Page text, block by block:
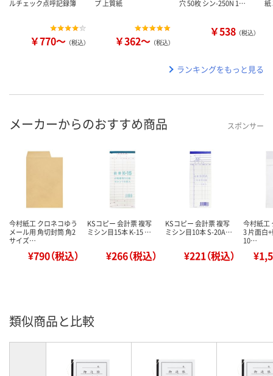
ルチェック点呼記録簿
￥770～ （税込）
プ 上質紙
￥362～ （税込）
穴 50枚 シン-250N 1…
￥538 （税込）
紙
ランキングをもっと見る
メーカーからのおすすめ商品 スポンサー
今村紙工 クロネコゆう
メール用 角切封筒 角2
サイズ…
¥790（税込）
KSコピー 会計票 複写
ミシン目15本 K-15 …
¥266（税込）
KSコピー 会計票 複写
ミシン目10本 S-20A…
¥221（税込）
今村紙工
3 片面白
10…
類似商品と比較